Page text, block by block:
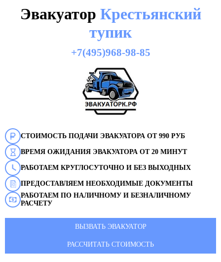
Эвакуатор Крестьянский
тупик
+7(495)968-98-85
СТОИМОСТЬ ПОДАЧИ ЭВАКУАТОРА ОТ 990 РУБ
ВРЕМЯ ОЖИДАНИЯ ЭВАКУАТОРА ОТ 20 МИНУТ
РАБОТАЕМ КРУГЛОСУТОЧНО И БЕЗ ВЫХОДНЫХ
ПРЕДОСТАВЛЯЕМ НЕОБХОДИМЫЕ ДОКУМЕНТЫ
РАБОТАЕМ ПО НАЛИЧНОМУ И БЕЗНАЛИЧНОМУ
РАСЧЕТУ
ВЫЗВАТЬ ЭВАКУАТОР
РАССЧИТАТЬ СТОИМОСТЬ